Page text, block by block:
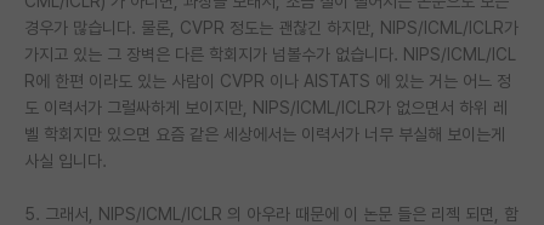
경우가 많습니다. 물론, CVPR 정도는 괜찮긴 하지만, NIPS/ICML/ICLR가
가지고 있는 그 장벽은 다른 학회지가 넘볼수가 없습니다. NIPS/ICML/ICL
R에 한편 이라도 있는 사람이 CVPR 이나 AISTATS 에 있는 거는 어느 정
도 이력서가 그럴싸하게 보이지만, NIPS/ICML/ICLR가 없으면서 하위 레
벨 학회지만 있으면 요즘 같은 세상에서는 이력서가 너무 부실해 보이는게
사실 입니다.
5. 그래서, NIPS/ICML/ICLR 의 아우라 때문에 이 논문 들은 리젝 되면, 함